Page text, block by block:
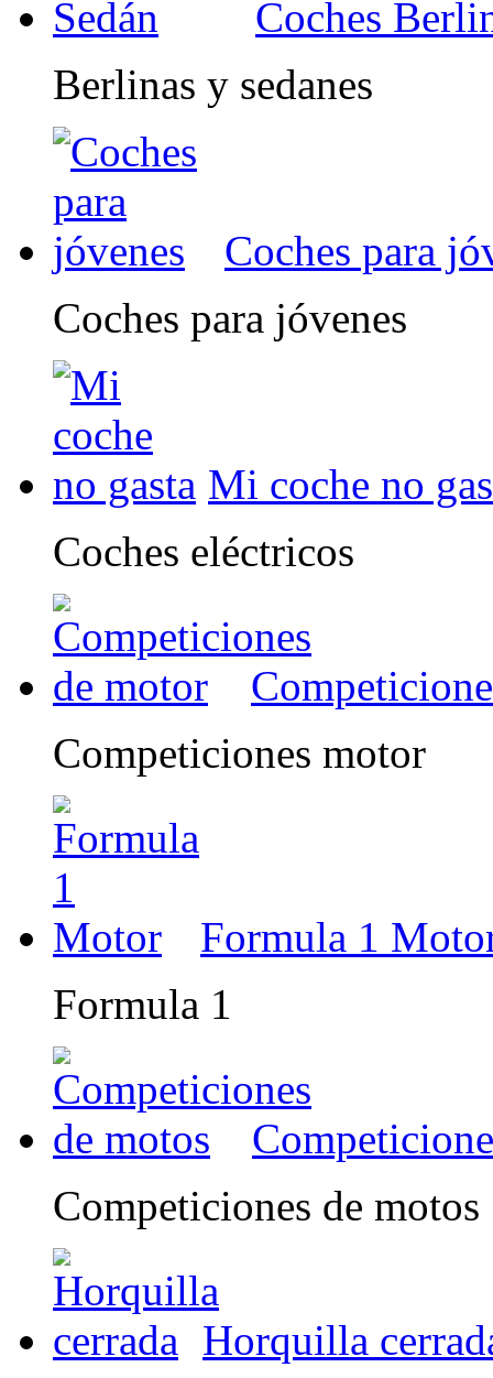
Coches
Berlinas y sedanes
Coches para
Coches para jóvenes
Mi coche no
Coches eléctricos
Competiciones motor
Formula 1
Formula 1
Competiciones de motos
Horquilla